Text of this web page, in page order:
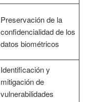
Preservación de la
confidencialidad de los
datos biométricos
Identificación y
mitigación de
vulnerabilidades